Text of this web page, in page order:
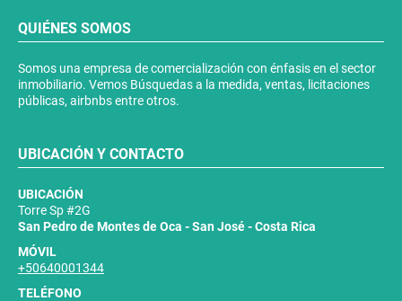
QUIÉNES SOMOS
Somos una empresa de comercialización con énfasis en el sector
inmobiliario. Vemos Búsquedas a la medida, ventas, licitaciones
públicas, airbnbs entre otros.
UBICACIÓN Y CONTACTO
UBICACIÓN
Torre Sp #2G
San Pedro de Montes de Oca - San José - Costa Rica
MÓVIL
+50640001344
TELÉFONO